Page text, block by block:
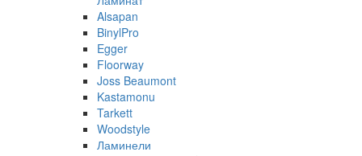
Alsapan
BinylPro
Egger
Floorway
Joss Beaumont
Kastamonu
Tarkett
Woodstyle
Ламинели